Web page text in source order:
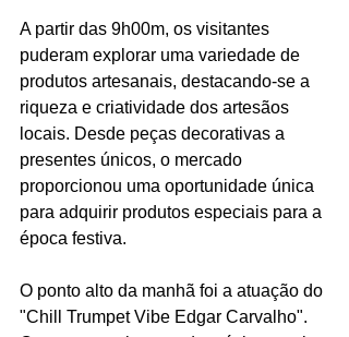
A partir das 9h00m, os visitantes
puderam explorar uma variedade de
produtos artesanais, destacando-se a
riqueza e criatividade dos artesãos
locais. Desde peças decorativas a
presentes únicos, o mercado
proporcionou uma oportunidade única
para adquirir produtos especiais para a
época festiva.
O ponto alto da manhã foi a atuação do
"Chill Trumpet Vibe Edgar Carvalho".